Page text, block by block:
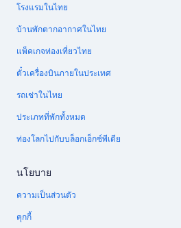
โรงแรมในไทย
บ้านพักตากอากาศในไทย
แพ็คเกจท่องเที่ยวไทย
ตั๋วเครื่องบินภายในประเทศ
รถเช่าในไทย
ประเภทที่พักทั้งหมด
ท่องโลกไปกับบล็อกเอ็กซ์พีเดีย
นโยบาย
ความเป็นส่วนตัว
คุกกี้